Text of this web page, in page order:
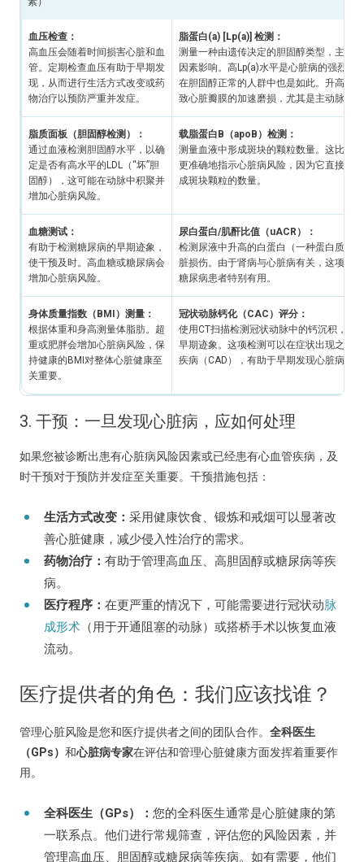
血压检查：
高血压会随着时间损害心脏和血
管。定期检查血压有助于早期发
现，从而进行生活方式改变或药
物治疗以预防严重并发症。
脂蛋白(a) [Lp(a)] 检测：
测量一种由遗传决定的胆固醇类型，主要
因素影响。高Lp(a)水平是心脏病的强烈风
在胆固醇正常的人群中也是如此。升高的
致心脏瓣膜的加速磨损，尤其是主动脉瓣。
脂质面板（胆固醇检测）：
通过血液检测胆固醇水平，以确
定是否有高水平的LDL（“坏”胆
固醇），这可能在动脉中积聚并
增加心脏病风险。
载脂蛋白B（apoB）检测：
测量血液中形成斑块的颗粒数量。这比传
更准确地指示心脏病风险，因为它直接反
成斑块颗粒的数量。
血糖测试：
有助于检测糖尿病的早期迹象，
使干预及时。高血糖或糖尿病会
增加心脏病风险。
尿白蛋白/肌酐比值（uACR）：
检测尿液中升高的白蛋白（一种蛋白质）
脏损伤。由于肾病与心脏病有关，这项检
糖尿病患者特别有用。
身体质量指数（BMI）测量：
根据体重和身高测量体脂肪。超
重或肥胖会增加心脏病风险，保
持健康的BMI对整体心脏健康至
关重要。
冠状动脉钙化（CAC）评分：
使用CT扫描检测冠状动脉中的钙沉积，这
早期迹象。这项检测可以在症状出现之前
疾病（CAD），有助于早期发现心脏病风
3. 干预：一旦发现心脏病，应如何处理
如果您被诊断出患有心脏病风险因素或已经患有心血管疾病，及
时干预对于预防并发症至关重要。干预措施包括：
生活方式改变： 采用健康饮食、锻炼和戒烟可以显著改
善心脏健康，减少侵入性治疗的需求。
药物治疗： 有助于管理高血压、高胆固醇或糖尿病等疾
病。
医疗程序： 在更严重的情况下，可能需要进行冠状动脉
成形术 （用于开通阻塞的动脉）或搭桥手术以恢复血液
流动。
医疗提供者的角色：我们应该找谁？
管理心脏风险是您和医疗提供者之间的团队合作。 全科医生
（GPs） 和心脏病专家在评估和管理心脏健康方面发挥着重要作
用。
全科医生（GPs）： 您的全科医生通常是心脏健康的第
一联系点。他们进行常规筛查，评估您的风险因素，并
管理高血压、胆固醇或糖尿病等疾病。如有需要，他们